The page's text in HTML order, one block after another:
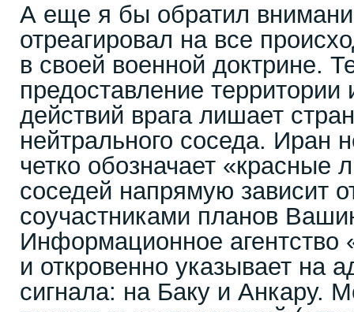
А еще я бы обратил
отреагировал на все
в своей военной доктрине.
предоставление
действий врага лишает
нейтрального соседа. Иран
четко обозначает «красные
соседей напрямую зависит
соучастниками планов
Информационное
и откровенно указывает на
сигнала: на Баку и Анкару.